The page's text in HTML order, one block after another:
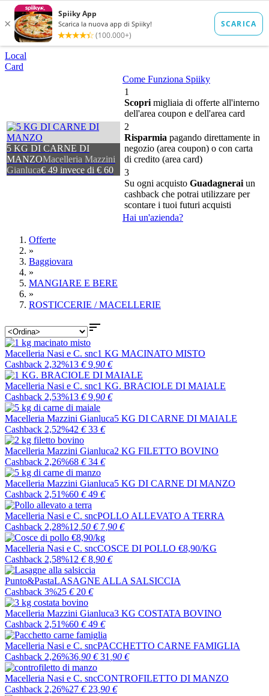
Local
Card
5 KG DI CARNE DI
MANZOMacelleria Mazzini
Gianluca€ 49 invece di € 60
Come Funziona Spiiky
1
Scopri migliaia di offerte all'interno
dell'area coupon e dell'area card
2
Risparmia pagando direttamente in
negozio (area coupon) o con carta
di credito (area card)
3
Su ogni acquisto Guadagnerai un
cashback che potrai utilizzare per
scontare i tuoi futuri acquisti
Hai un'azienda?
Offerte
»
Baggiovara
»
MANGIARE E BERE
»
ROSTICCERIE / MACELLERIE

Macelleria Nasi e C. snc1 KG MACINATO MISTO
Cashback 2,32%13 € 9 ,90 €
Macelleria Nasi e C. snc1 KG. BRACIOLE DI MAIALE
Cashback 2,53%13 € 9 ,90 €
Macelleria Mazzini Gianluca5 KG DI CARNE DI MAIALE
Cashback 2,52%42 € 33 €
Macelleria Mazzini Gianluca2 KG FILETTO BOVINO
Cashback 2,26%68 € 34 €
Macelleria Mazzini Gianluca5 KG DI CARNE DI MANZO
Cashback 2,51%60 € 49 €
Macelleria Nasi e C. sncPOLLO ALLEVATO A TERRA
Cashback 2,28%12 ,50 € 7 ,90 €
Macelleria Nasi e C. sncCOSCE DI POLLO €8,90/KG
Cashback 2,58%12 € 8 ,90 €
Punto&PastaLASAGNE ALLA SALSICCIA
Cashback 3%25 € 20 €
Macelleria Mazzini Gianluca3 KG COSTATA BOVINO
Cashback 2,51%60 € 49 €
Macelleria Nasi e C. sncPACCHETTO CARNE FAMIGLIA
Cashback 2,26%36 ,90 € 31 ,90 €
Macelleria Nasi e C. sncCONTROFILETTO DI MANZO
Cashback 2,26%27 € 23 ,90 €